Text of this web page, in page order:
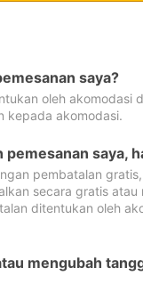
saya?
oleh
kepada akomodasi.
saya,
pembatalan
secara gratis
ditentukan oleh
mengubah